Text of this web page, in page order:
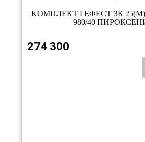
КОМПЛЕКТ ГЕФЕСТ ЗК
980/40
274 300